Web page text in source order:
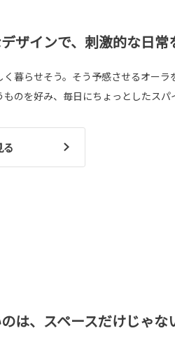
ザインで、刺激的な日常
く暮らせそう。そう予感させるオーラ
ものを好み、毎日にちょっとしたス
は、スペースだけじゃな